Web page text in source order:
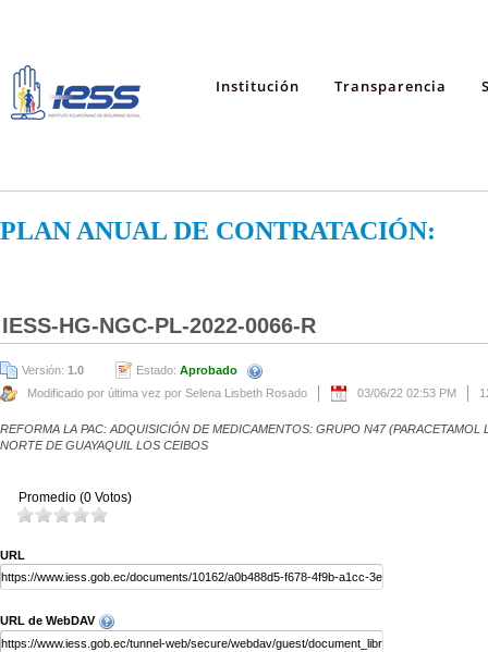
Institución Transparencia
PLAN ANUAL DE CONTRATACIÓN:
IESS-HG-NGC-PL-2022-0066-R
Versión: 1.0 Estado: Aprobado
Modificado por última vez por Selena Lisbeth Rosado
03/06/22 02:53 PM
REFORMA LA PAC: ADQUISICIÓN DE MEDICAMENTOS: GRUPO N47
NORTE DE GUAYAQUIL LOS CEIBOS
Promedio (0 Votos)
URL
URL de WebDAV